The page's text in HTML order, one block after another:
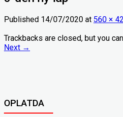
Published 14/07/2020 at 560 ×
Trackbacks are closed, but you can
Next →
OPLATDA